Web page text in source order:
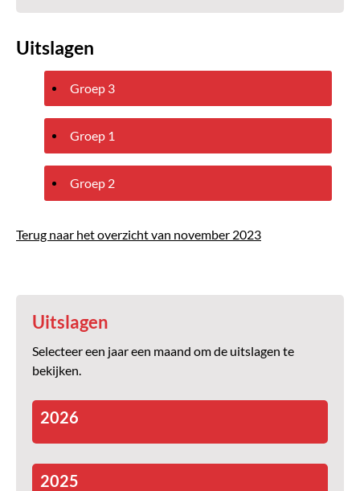
Uitslagen
Groep 3
Groep 1
Groep 2
Terug naar het overzicht van november 2023
Uitslagen
Selecteer een jaar een maand om de uitslagen te
bekijken.
2026
2025